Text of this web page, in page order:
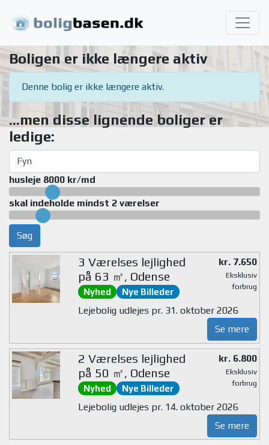
Boligen er ikke længere aktiv
Denne bolig er ikke længere aktiv.
...men disse lignende boliger er
ledige:
husleje 8000 kr/md
skal indeholde mindst 2 værelser
Søg
3 Værelses lejlighed
på 63 ㎡, Odense
Nyhed Nye Billeder
kr. 7.650
Eksklusiv
forbrug
Lejebolig udlejes pr. 31. oktober 2026
Se mere
2 Værelses lejlighed
på 50 ㎡, Odense
Nyhed Nye Billeder
kr. 6.800
Eksklusiv
forbrug
Lejebolig udlejes pr. 14. oktober 2026
Se mere